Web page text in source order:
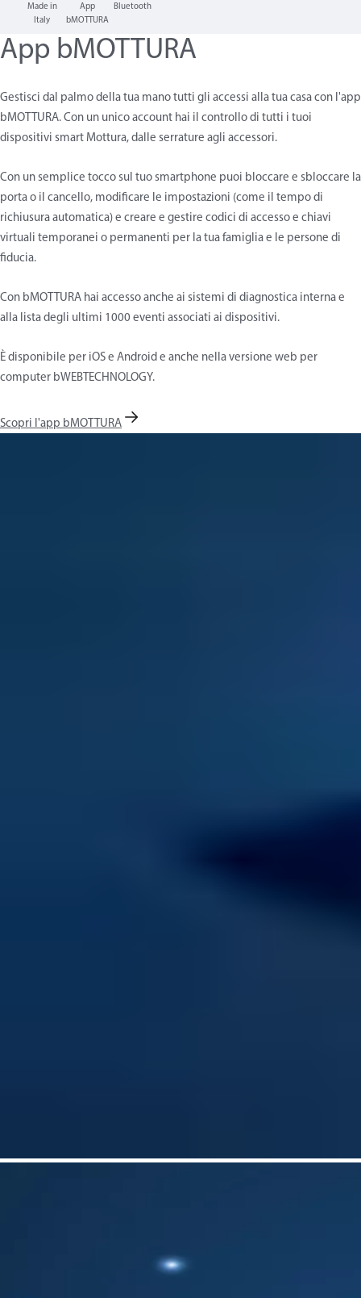
Made in
Italy
App
bMOTTURA
Bluetooth
App bMOTTURA
Gestisci dal palmo della tua mano tutti gli accessi alla tua casa con l'app
bMOTTURA. Con un unico account hai il controllo di tutti i tuoi
dispositivi smart Mottura, dalle serrature agli accessori.
Con un semplice tocco sul tuo smartphone puoi bloccare e sbloccare la
porta o il cancello, modificare le impostazioni (come il tempo di
richiusura automatica) e creare e gestire codici di accesso e chiavi
virtuali temporanei o permanenti per la tua famiglia e le persone di
fiducia.
Con bMOTTURA hai accesso anche ai sistemi di diagnostica interna e
alla lista degli ultimi 1000 eventi associati ai dispositivi.
È disponibile per iOS e Android e anche nella versione web per
computer bWEBTECHNOLOGY.
Scopri l'app bMOTTURA